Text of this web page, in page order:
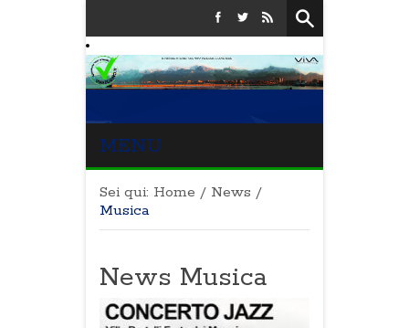
MENU
Sei qui: Home / News /
Musica
News Musica